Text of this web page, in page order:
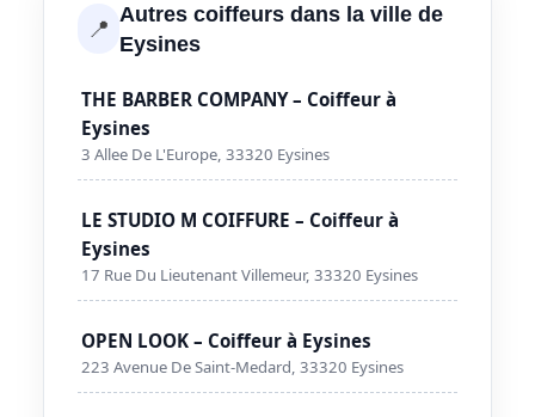
📍 Autres coiffeurs dans la ville de
Eysines
THE BARBER COMPANY – Coiffeur à
Eysines
3 Allee De L'Europe, 33320 Eysines
LE STUDIO M COIFFURE – Coiffeur à
Eysines
17 Rue Du Lieutenant Villemeur, 33320 Eysines
OPEN LOOK – Coiffeur à Eysines
223 Avenue De Saint-Medard, 33320 Eysines